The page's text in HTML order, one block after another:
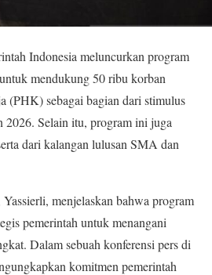
Indonesia meluncurkan program
mendukung 50 ribu korban
(PHK) sebagai bagian dari stimulus
2026. Selain itu, program ini juga
dari kalangan lulusan SMA dan
menjelaskan bahwa program
pemerintah untuk menangani
Dalam sebuah konferensi pers di
komitmen pemerintah